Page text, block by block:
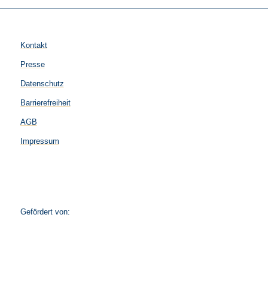
Kontakt
Presse
Datenschutz
Barrierefreiheit
AGB
Impressum
Gefördert von: